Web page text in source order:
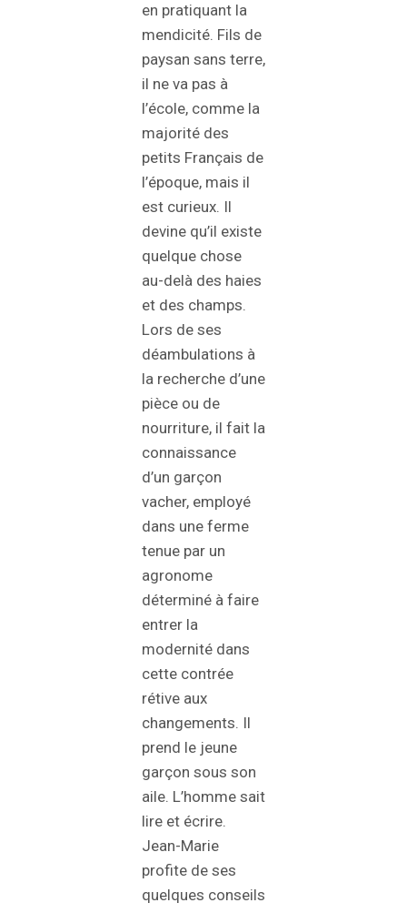
en pratiquant la
mendicité. Fils de
paysan sans terre,
il ne va pas à
l’école, comme la
majorité des
petits Français de
l’époque, mais il
est curieux. Il
devine qu’il existe
quelque chose
au-delà des haies
et des champs.
Lors de ses
déambulations à
la recherche d’une
pièce ou de
nourriture, il fait la
connaissance
d’un garçon
vacher, employé
dans une ferme
tenue par un
agronome
déterminé à faire
entrer la
modernité dans
cette contrée
rétive aux
changements. Il
prend le jeune
garçon sous son
aile. L’homme sait
lire et écrire.
Jean-Marie
profite de ses
quelques conseils